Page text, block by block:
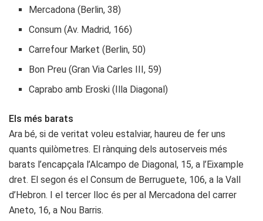
Mercadona (Berlin, 38)
Consum (Av. Madrid, 166)
Carrefour Market (Berlin, 50)
Bon Preu (Gran Via Carles III, 59)
Caprabo amb Eroski (Illa Diagonal)
Els més barats
Ara bé, si de veritat voleu estalviar, haureu de fer uns
quants quilòmetres. El rànquing dels autoserveis més
barats l’encapçala l’Alcampo de Diagonal, 15, a l’Eixample
dret. El segon és el Consum de Berruguete, 106, a la Vall
d’Hebron. I el tercer lloc és per al Mercadona del carrer
Aneto, 16, a Nou Barris.